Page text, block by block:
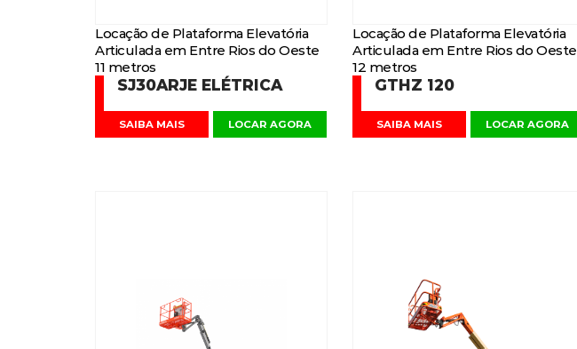
Locação de Plataforma Elevatória
Articulada em Entre Rios do Oeste
11 metros
SJ30ARJE ELÉTRICA
SAIBA MAIS LOCAR AGORA
Locação de Plataforma Elevatória
Articulada em Entre Rios do Oeste
12 metros
GTHZ 120
SAIBA MAIS LOCAR AGORA